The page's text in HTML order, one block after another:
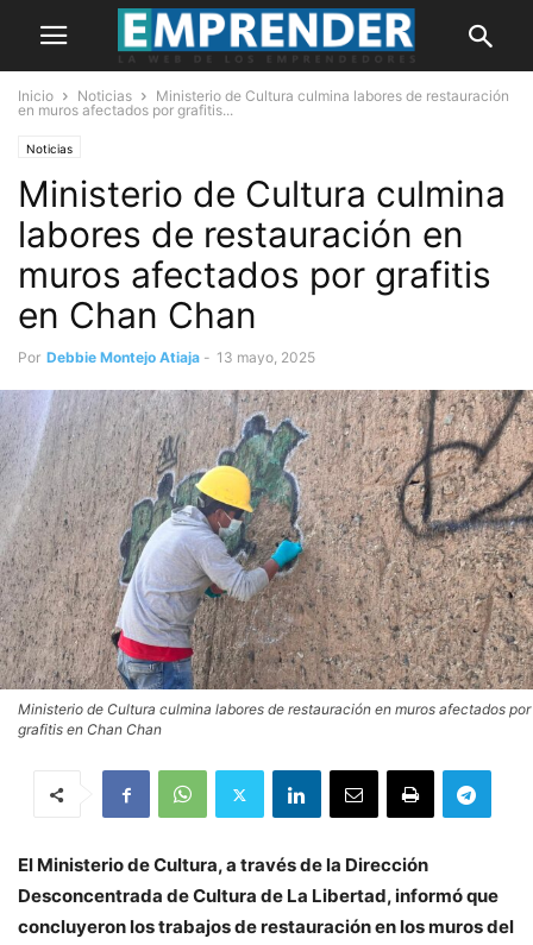
Inicio Noticias
Ministerio de Cultura culmina labores de restauración
en muros afectados por grafitis...
Noticias
Ministerio de Cultura culmina
labores de restauración en
muros afectados por grafitis
en Chan Chan
Por Debbie Montejo Atiaja - 13 mayo, 2025
Ministerio de Cultura culmina labores de restauración en muros afectados por
grafitis en Chan Chan
El Ministerio de Cultura, a través de la Dirección
Desconcentrada de Cultura de La Libertad, informó que
concluyeron los trabajos de restauración en los muros del